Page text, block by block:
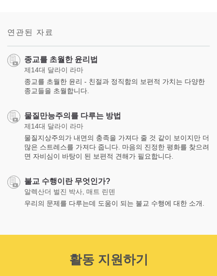
연관된 자료
종교를 초월한 윤리법
제14대 달라이 라마
종교를 초월한 윤리 - 친절과 정직함의 보편적 가치는 다양한
종교들을 초월합니다.
물질만능주의를 다루는 방법
제14대 달라이 라마
물질지상주의가 내면의 충족을 가져다 줄 것 같이 보이지만 더
많은 스트레스를 가져다 줍니다. 마음의 진정한 평화를 찾으려
면 자비심이 바탕이 된 보편적 견해가 필요합니다.
불교 수행이란 무엇인가?
알렉산더 벌진 박사, 매트 린덴
우리의 문제를 다루는데 도움이 되는 불교 수행에 대한 소개.
활동 지원하기